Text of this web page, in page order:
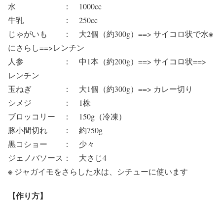
水 ： 1000cc
牛乳 ： 250cc
じゃがいも ： 大2個（約300g）==> サイコロ状で水※
にさらし==>レンチン
人参 ： 中1本（約200g）==> サイコロ状==>
レンチン
玉ねぎ ： 大1個（約300g）==> カレー切り
シメジ ： 1株
ブロッコリー ： 150g（冷凍）
豚小間切れ ： 約750g
黒コショー ： 少々
ジェノバソース： 大さじ4
※ ジャガイモをさらした水は、シチューに使います
【作り方】